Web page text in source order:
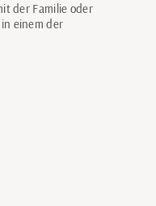
der Familie oder
einem der